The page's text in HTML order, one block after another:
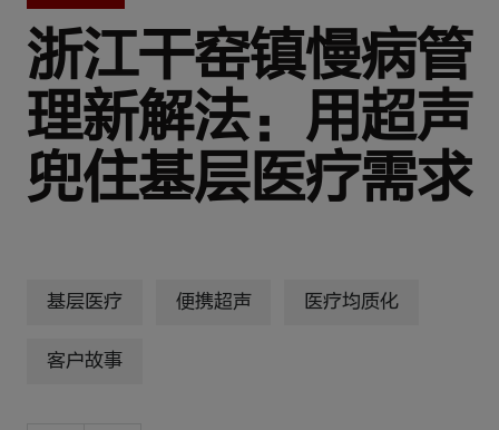
浙江干窑镇慢病管
理新解法： 用超声
兜住基层医疗需求
基层医疗 便携超声 医疗均质化
客户故事